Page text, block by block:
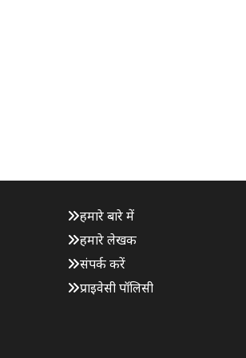
हमारे बारे में
हमारे लेखक
संपर्क करें
प्राइवेसी पॉलिसी